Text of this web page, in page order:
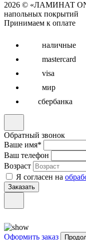
2026 © «ЛАМИНАТ
напольных покрытий
Принимаем к оплате
наличные
mastercard
visa
мир
сбербанка
Обратный звонок
Ваше имя*
Ваш телефон
Возраст
Я согласен на
Оформить заказ